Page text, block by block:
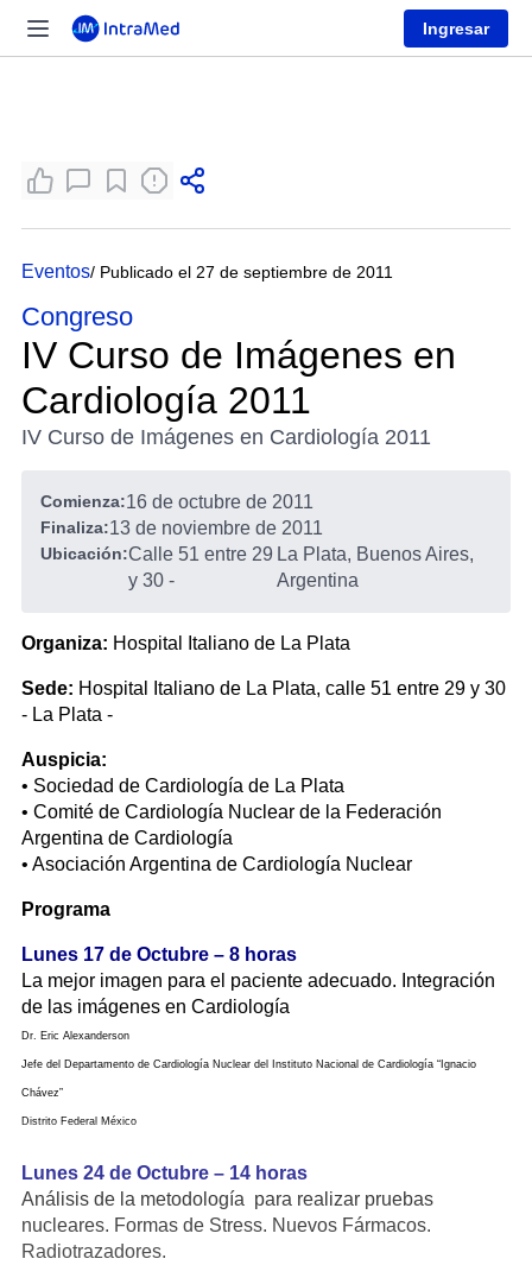
Ingresar
Eventos/ Publicado el 27 de septiembre de 2011
Congreso
IV Curso de Imágenes en
Cardiología 2011
IV Curso de Imágenes en Cardiología 2011
Comienza:16 de octubre de 2011
Finaliza:13 de noviembre de 2011
Ubicación:Calle 51 entre 29
y 30 -
La Plata, Buenos Aires,
Argentina
Organiza: Hospital Italiano de La Plata
Sede: Hospital Italiano de La Plata, calle 51 entre 29 y 30
- La Plata -
Auspicia:
• Sociedad de Cardiología de La Plata
• Comité de Cardiología Nuclear de la Federación
Argentina de Cardiología
• Asociación Argentina de Cardiología Nuclear
Programa
Lunes 17 de Octubre – 8 horas
La mejor imagen para el paciente adecuado. Integración
de las imágenes en Cardiología
Dr. Eric Alexanderson
Jefe del Departamento de Cardiología Nuclear del Instituto Nacional de Cardiología “Ignacio
Chávez”
Distrito Federal México
Lunes 24 de Octubre – 14 horas
Análisis de la metodología para realizar pruebas
nucleares. Formas de Stress. Nuevos Fármacos.
Radiotrazadores.